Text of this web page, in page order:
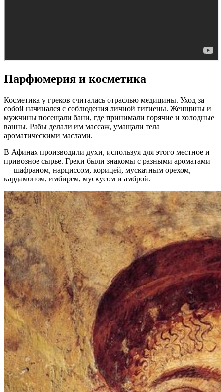
Парфюмерия и косметика
Косметика у греков считалась отраслью медицины. Уход за
собой начинался с соблюдения личной гигиены. Женщины и
мужчины посещали бани, где принимали горячие и холодные
ванны. Рабы делали им массаж, умащали тела
ароматическими маслами.
В Афинах производили духи, используя для этого местное и
привозное сырье. Греки были знакомы с разными ароматами
— шафраном, нарциссом, корицей, мускатным орехом,
кардамоном, имбирем, мускусом и амброй.